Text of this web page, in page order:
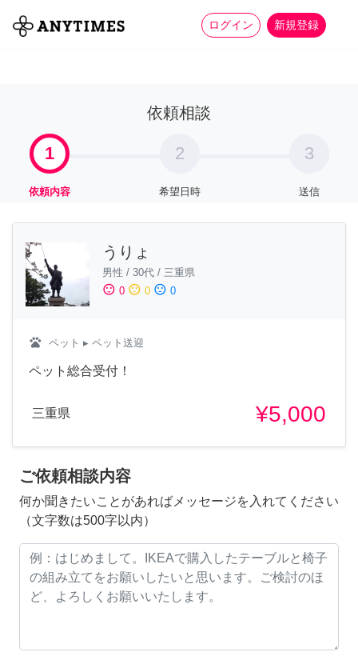
ログイン 新規登録
全て 家事 more_horiz
依頼相談
1
依頼内容
2
希望日時
3
送信
うりょ
男性 / 30代 / 三重県
sentiment_satisfied 0 sentiment_neutral 0 sentiment_dissatisfied 0
pets ペット ▸ ペット送迎
ペット総合受付！
三重県 ¥5,000
ご依頼相談内容
何か聞きたいことがあればメッセージを入れてください
（文字数は500字以内）